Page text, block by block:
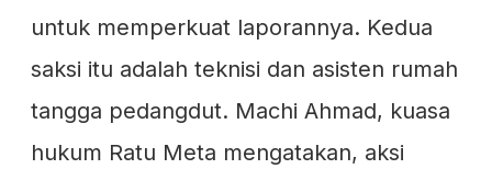
untuk memperkuat laporannya. Kedua
saksi itu adalah teknisi dan asisten rumah
tangga pedangdut. Machi Ahmad, kuasa
hukum Ratu Meta mengatakan, aksi